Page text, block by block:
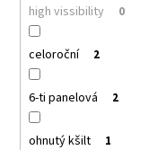
high vissibility 0
celoroční 2
6-ti panelová 2
ohnutý kšilt 1